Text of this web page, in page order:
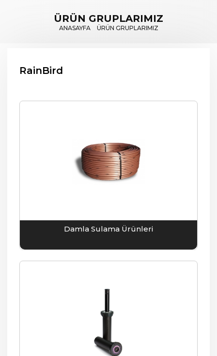
ÜRÜN GRUPLARIMIZ
ANASAYFA ÜRÜN GRUPLARIMIZ
RainBird
Damla Sulama Ürünleri